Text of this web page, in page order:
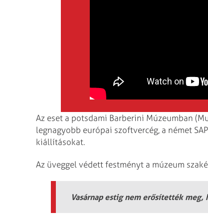
Az eset a potsdami Barberini Múzeumban
legnagyobb európai szoftvercég, a német
kiállításokat.
Az üveggel védett festményt a múzeum
Vasárnap estig nem erősítették meg,